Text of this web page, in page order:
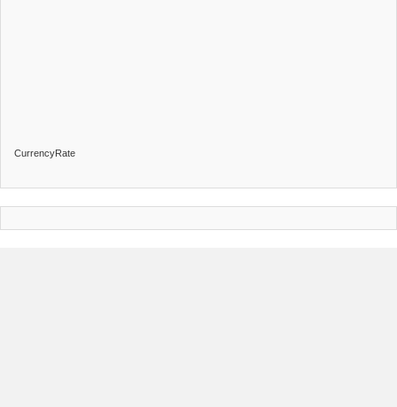
CurrencyRate